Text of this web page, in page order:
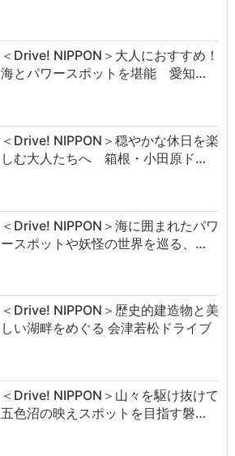
＜Drive! NIPPON＞大人におすすめ！
海とパワースポットを堪能 愛知…
＜Drive! NIPPON＞穏やかな休日を楽
しむ大人たちへ 箱根・小田原ド…
＜Drive! NIPPON＞海に囲まれたパワ
ースポットや妖怪の世界を巡る、…
＜Drive! NIPPON＞歴史的建造物と美
しい湖畔をめぐる 会津若松ドライブ
＜Drive! NIPPON＞山々を駆け抜けて
五色沼の映えスポットを目指す磐…